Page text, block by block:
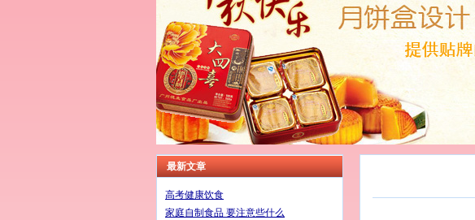
最新文章
高考健康饮食
家庭自制食品 要注意些什么